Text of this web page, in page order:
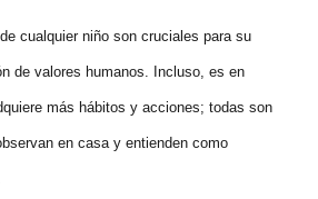
cualquier niño son cruciales para su
de valores humanos. Incluso, es en
más hábitos y acciones; todas son
en casa y entienden como